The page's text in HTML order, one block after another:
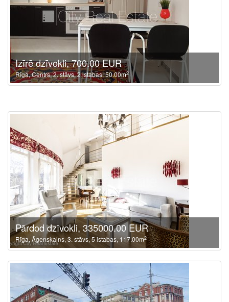
Izīrē dzīvokli, 700.00 EUR
Rīga, Centrs, 2. stāvs, 2 istabas, 50.00m2
Pārdod dzīvokli, 335000.00 EUR
Rīga, Āgenskalns, 3. stāvs, 5 istabas, 117.00m2